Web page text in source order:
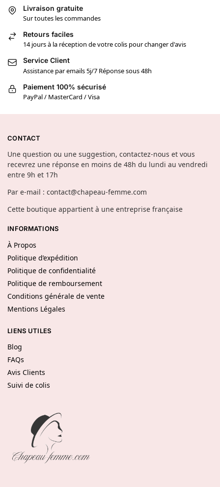
Livraison gratuite
Sur toutes les commandes
Retours faciles
14 jours à la réception de votre colis pour changer d'avis
Service Client
Assistance par emails 5j/7 Réponse sous 48h
Paiement 100% sécurisé
PayPal / MasterCard / Visa
CONTACT
Une question ou une suggestion, contactez-nous et vous
recevrez une réponse en moins de 48h du lundi au vendredi
entre 9h et 17h
Par e-mail : contact@chapeau-femme.com
Cette boutique appartient à une entreprise française
INFORMATIONS
À Propos
Politique d’expédition
Politique de confidentialité
Politique de remboursement
Conditions générale de vente
Mentions Légales
LIENS UTILES
Blog
FAQs
Avis Clients
Suivi de colis